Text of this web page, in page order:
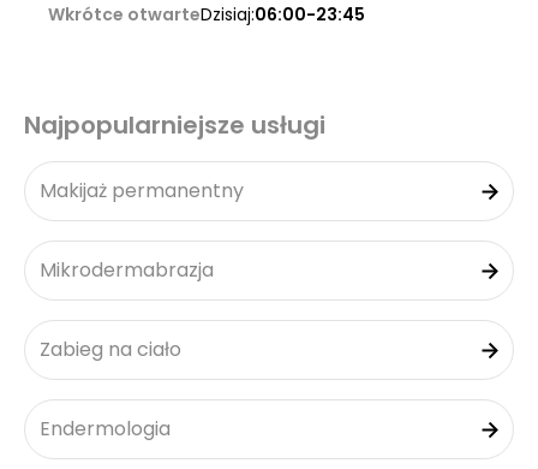
Wkrótce otwarteDzisiaj:06:00-23:45
Najpopularniejsze usługi
Makijaż permanentny
Mikrodermabrazja
Zabieg na ciało
Endermologia